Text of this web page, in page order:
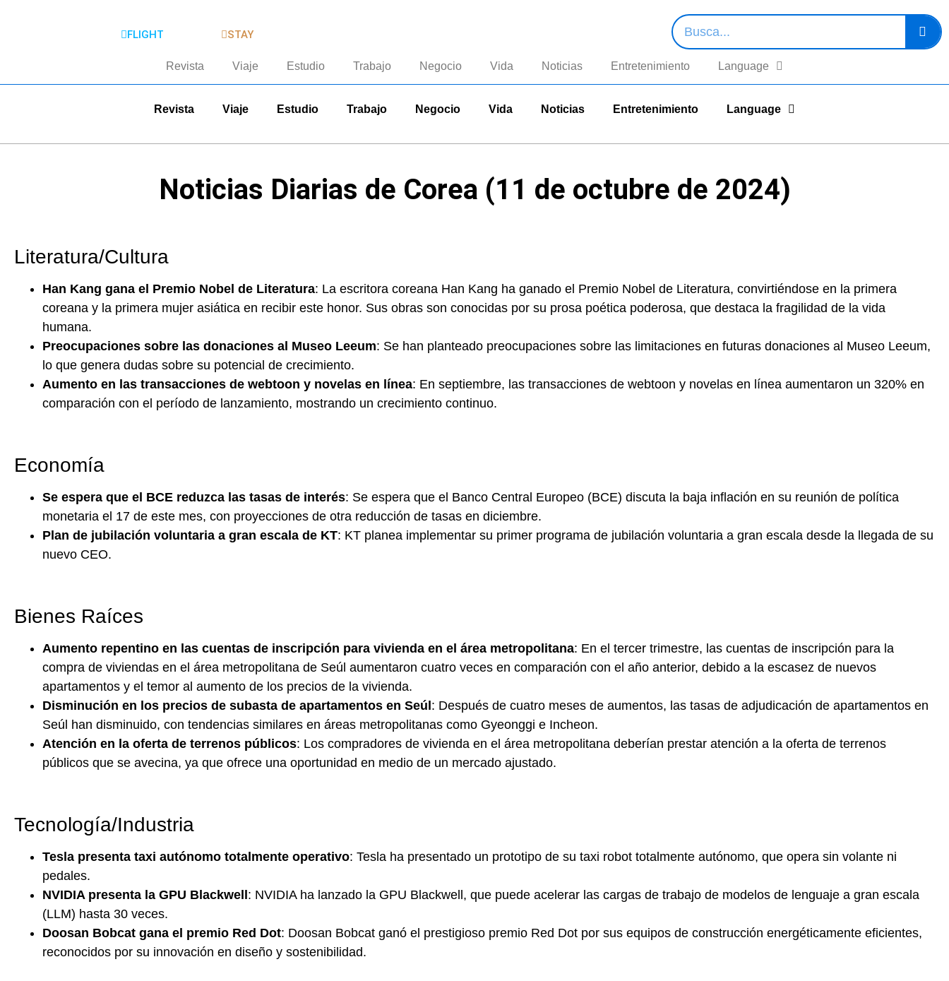
FLIGHT STAY
Revista Viaje Estudio Trabajo Negocio Vida Noticias Entretenimiento Language
Revista Viaje Estudio Trabajo Negocio Vida Noticias Entretenimiento Language
Noticias Diarias de Corea (11 de octubre de 2024)
Literatura/Cultura
Han Kang gana el Premio Nobel de Literatura: La escritora coreana Han Kang ha ganado el Premio Nobel de Literatura, convirtiéndose en la primera
coreana y la primera mujer asiática en recibir este honor. Sus obras son conocidas por su prosa poética poderosa, que destaca la fragilidad de la vida
humana.
Preocupaciones sobre las donaciones al Museo Leeum: Se han planteado preocupaciones sobre las limitaciones en futuras donaciones al Museo Leeum,
lo que genera dudas sobre su potencial de crecimiento.
Aumento en las transacciones de webtoon y novelas en línea: En septiembre, las transacciones de webtoon y novelas en línea aumentaron un 320% en
comparación con el período de lanzamiento, mostrando un crecimiento continuo.
Economía
Se espera que el BCE reduzca las tasas de interés: Se espera que el Banco Central Europeo (BCE) discuta la baja inflación en su reunión de política
monetaria el 17 de este mes, con proyecciones de otra reducción de tasas en diciembre.
Plan de jubilación voluntaria a gran escala de KT: KT planea implementar su primer programa de jubilación voluntaria a gran escala desde la llegada de su
nuevo CEO.
Bienes Raíces
Aumento repentino en las cuentas de inscripción para vivienda en el área metropolitana: En el tercer trimestre, las cuentas de inscripción para la
compra de viviendas en el área metropolitana de Seúl aumentaron cuatro veces en comparación con el año anterior, debido a la escasez de nuevos
apartamentos y el temor al aumento de los precios de la vivienda.
Disminución en los precios de subasta de apartamentos en Seúl : Después de cuatro meses de aumentos, las tasas de adjudicación de apartamentos en
Seúl han disminuido, con tendencias similares en áreas metropolitanas como Gyeonggi e Incheon.
Atención en la oferta de terrenos públicos: Los compradores de vivienda en el área metropolitana deberían prestar atención a la oferta de terrenos
públicos que se avecina, ya que ofrece una oportunidad en medio de un mercado ajustado.
Tecnología/Industria
Tesla presenta taxi autónomo totalmente operativo: Tesla ha presentado un prototipo de su taxi robot totalmente autónomo, que opera sin volante ni
pedales.
NVIDIA presenta la GPU Blackwell : NVIDIA ha lanzado la GPU Blackwell, que puede acelerar las cargas de trabajo de modelos de lenguaje a gran escala
(LLM) hasta 30 veces.
Doosan Bobcat gana el premio Red Dot: Doosan Bobcat ganó el prestigioso premio Red Dot por sus equipos de construcción energéticamente eficientes,
reconocidos por su innovación en diseño y sostenibilidad.